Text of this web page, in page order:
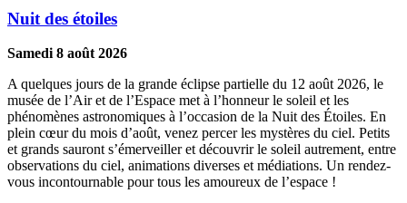
Nuit des étoiles
Samedi 8 août 2026
A quelques jours de la grande éclipse partielle du 12 août 2026, le
musée de l’Air et de l’Espace met à l’honneur le soleil et les
phénomènes astronomiques à l’occasion de la Nuit des Étoiles. En
plein cœur du mois d’août, venez percer les mystères du ciel. Petits
et grands sauront s’émerveiller et découvrir le soleil autrement, entre
observations du ciel, animations diverses et médiations. Un rendez-
vous incontournable pour tous les amoureux de l’espace !